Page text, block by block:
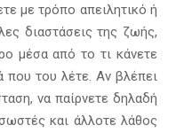
με τρόπο απειλητικό ή
διαστάσεις της ζωής,
μέσα από το τι κάνετε
που του λέτε. Αν βλέπει
να παίρνετε δηλαδή
και άλλοτε λάθος